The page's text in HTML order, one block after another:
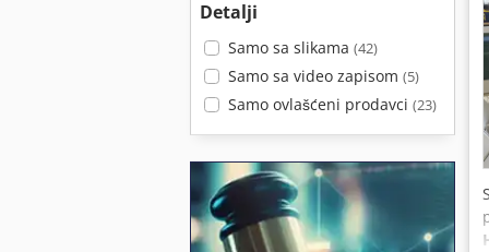
Detalji
Samo sa slikama (42)
Samo sa video zapisom (5)
Samo ovlašćeni prodavci (23)